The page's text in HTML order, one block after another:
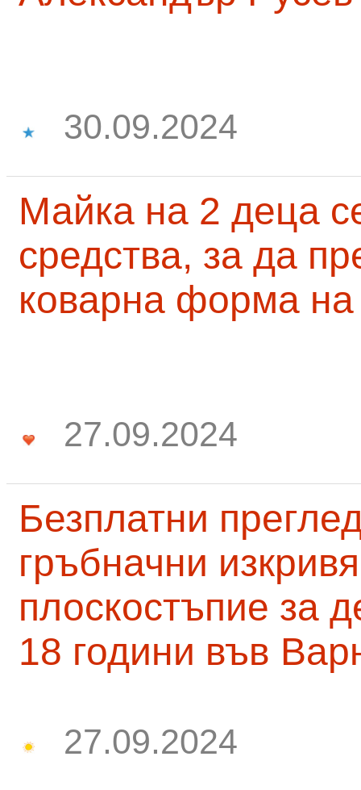
30.09.2024
Майка на 2 деца
средства, за да
коварна форма на
27.09.2024
Безплатни
гръбначни
плоскостъпие за
18 години във
27.09.2024